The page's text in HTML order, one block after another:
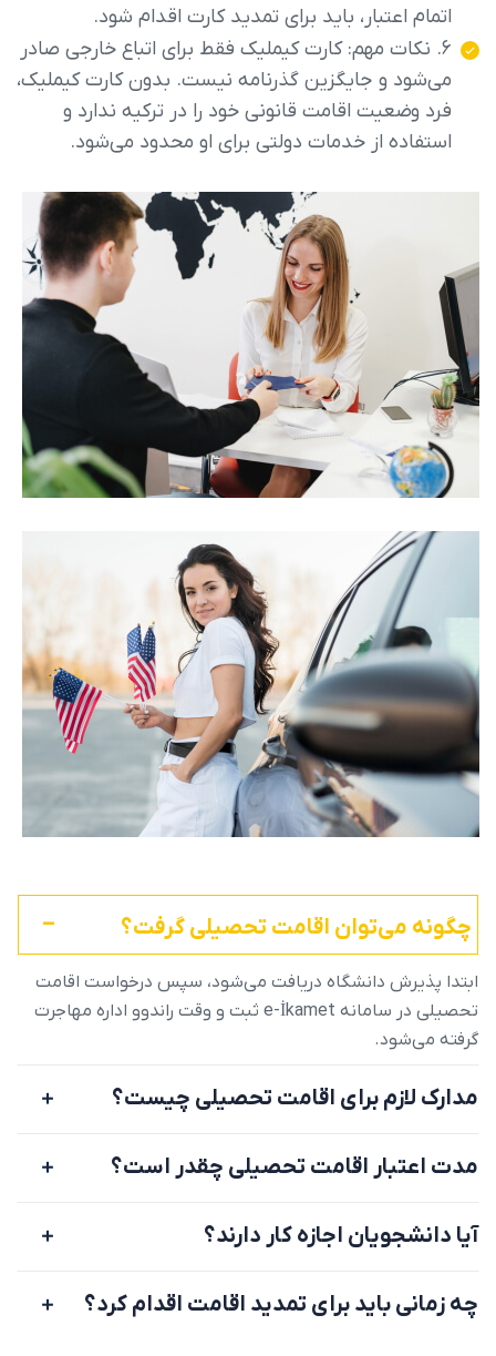
اتمام اعتبار، باید برای تمدید کارت اقدام شود.
۶. نکات مهم: کارت کیملیک فقط برای اتباع خارجی صادر
می‌شود و جایگزین گذرنامه نیست. بدون کارت کیملیک،
فرد وضعیت اقامت قانونی خود را در ترکیه ندارد و
استفاده از خدمات دولتی برای او محدود می‌شود.
چگونه می‌توان اقامت تحصیلی گرفت؟
ابتدا پذیرش دانشگاه دریافت می‌شود، سپس درخواست اقامت
تحصیلی در سامانه e-İkamet ثبت و وقت راندوو اداره مهاجرت
گرفته می‌شود.
مدارک لازم برای اقامت تحصیلی چیست؟
مدت اعتبار اقامت تحصیلی چقدر است؟
آیا دانشجویان اجازه کار دارند؟
چه زمانی باید برای تمدید اقامت اقدام کرد؟